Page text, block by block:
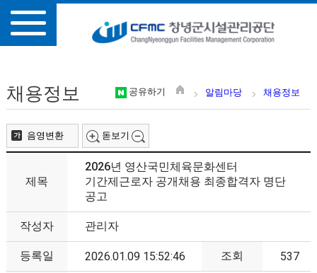
채용정보 알림마당 채용정보
공유하기
음영변환 돋보기
제목
2026년 영산국민체육문화센터
기간제근로자 공개채용 최종합격자 명단
공고
작성자 관리자
등록일 2026.01.09 15:52:46 조회 537